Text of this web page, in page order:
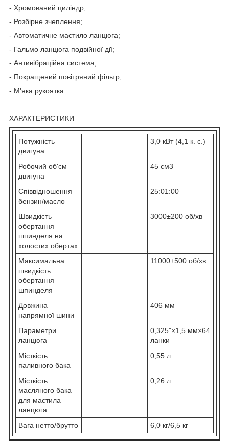
- Хромований циліндр;
- Розбірне зчеплення;
- Автоматичне мастило ланцюга;
- Гальмо ланцюга подвійної дії;
- Антивібраційна система;
- Покращений повітряний фільтр;
- М'яка рукоятка.
ХАРАКТЕРИСТИКИ
Потужність
двигуна
3,0 кВт (4,1 к. с.)
Робочий об'єм
двигуна
45 см3
Співвідношення
бензин/масло
25:01:00
Швидкість
обертання
шпинделя на
холостих обертах
3000±200 об/хв
Максимальна
швидкість
обертання
шпинделя
11000±500 об/хв
Довжина
напрямної шини
406 мм
Параметри
ланцюга
0,325"×1,5 мм×64
ланки
Місткість
паливного бака
0,55 л
Місткість
масляного бака
для мастила
ланцюга
0,26 л
Вага нетто/брутто 6,0 кг/6,5 кг